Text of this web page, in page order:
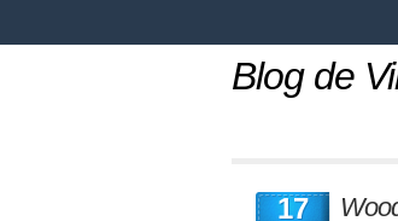
Blog de
17